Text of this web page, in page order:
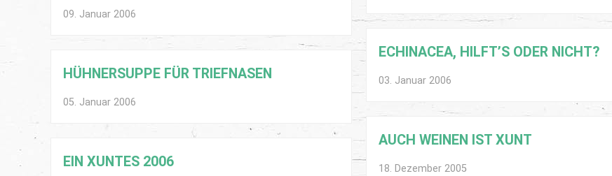
09. Januar 2006
HÜHNERSUPPE FÜR TRIEFNASEN
05. Januar 2006
EIN XUNTES 2006
ECHINACEA, HILFT’S ODER NICHT?
03. Januar 2006
AUCH WEINEN IST XUNT
18. Dezember 2005